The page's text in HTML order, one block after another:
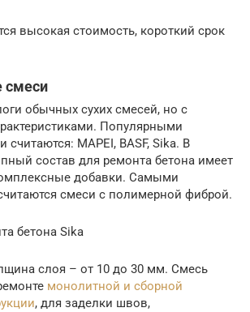
высокая стоимость, короткий срок
смеси
обычных сухих смесей, но с
Популярными
считаются: MAPEI, BASF, Sika. В
состав для ремонта бетона имеет
добавки. Самыми
смеси с полимерной фиброй.
бетона Sika
слоя – от 10 до 30 мм. Смесь
монолитной и сборной
, для заделки швов,